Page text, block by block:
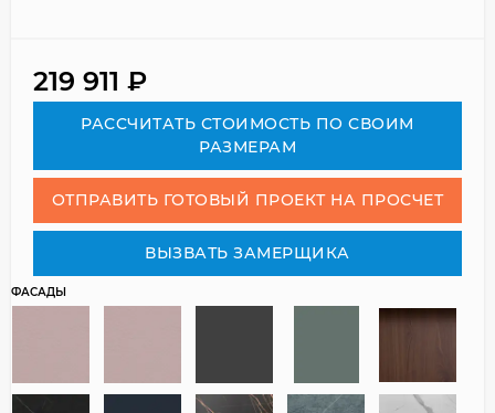
219 911 ₽
РАСCЧИТАТЬ СТОИМОСТЬ ПО СВОИМ
РАЗМЕРАМ
ОТПРАВИТЬ ГОТОВЫЙ ПРОЕКТ НА ПРОСЧЕТ
ВЫЗВАТЬ ЗАМЕРЩИКА
ФАСАДЫ